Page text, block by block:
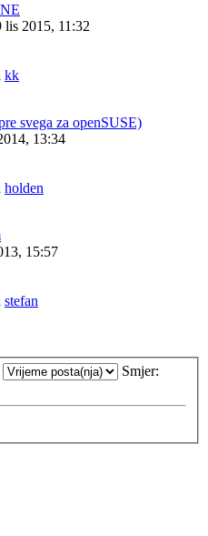
lis 2015, 11:32
kk
svega za openSUSE)
13:34
holden
15:57
stefan
Smjer: